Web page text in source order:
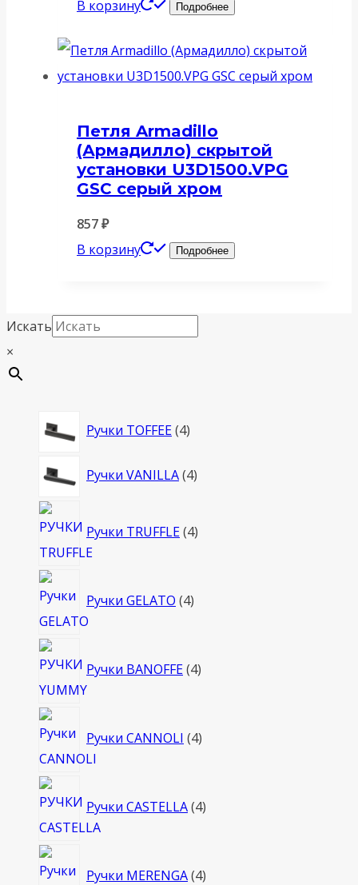
В корзину Подробнее
Петля Armadillo
(Армадилло) скрытой
установки U3D1500.VPG
GSC серый хром
857₽
В корзину
Подробнее
Искать
×
Ручки TOFFEE 44
Ручки VANILLA 44
Ручки TRUFFLE 4товара
Ручки GELATO 4товара
Ручки BANOFFE 4товара
Ручки CANNOLI 4товара
Ручки CASTELLA 4товара
Ручки MERENGA 4